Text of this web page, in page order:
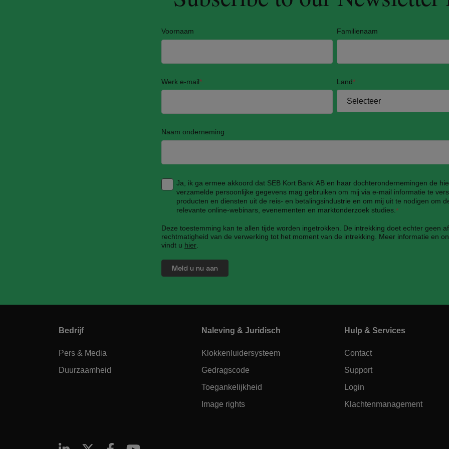
Voornaam Familienaam
Werk e-mail* Land*
Naam onderneming
Ja, ik ga ermee akkoord dat SEB Kort Bank AB en haar dochterondernemingen de
verzamelde persoonlijke gegevens mag gebruiken om mij via e-mail informatie te
producten en diensten uit de reis- en betalingsindustrie en om mij uit te nodigen om
relevante online-webinars, evenementen en marktonderzoek studies. *
Deze toestemming kan te allen tijde worden ingetrokken. De intrekking doet echter geen
rechtmatigheid van de verwerking tot het moment van de intrekking. Meer informatie en
vindt u hier
Bedrijf
Pers & Media
Duurzaamheid
Naleving & Juridisch
Klokkenluidersysteem
Gedragscode
Toegankelijkheid
Image rights
Hulp & Services
Contact
Support
Login
Klachtenmanagement